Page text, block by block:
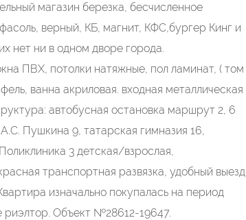
магазин березка, бесчисленное
верный, КБ, магнит, КФС,бургер Кинг и
нет ни в одном дворе города.
ПВХ, потолки натяжные, пол ламинат, ( том
ванна акриловая. входная металлическая
автобусная остановка маршрут 2, 6
Пушкина 9, татарская гимназия 16,
3 детская/взрослая,
транспортная развязка, удобный выезд
изначально покупалась на период
риэлтор. Объект №28612-19647.